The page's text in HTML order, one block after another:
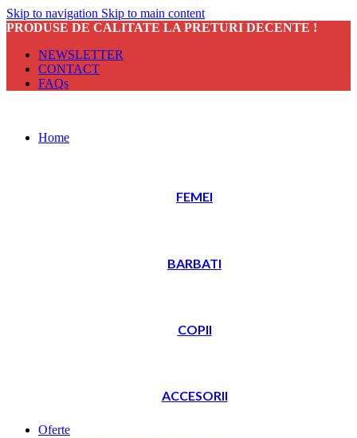
Skip to navigation Skip to main content
PRODUSE DE CALITATE LA PRETURI DECENTE !
NEWSLETTER
CONTACT
FAQs
Home
FEMEI
BARBATI
COPII
ACCESORII
Oferte